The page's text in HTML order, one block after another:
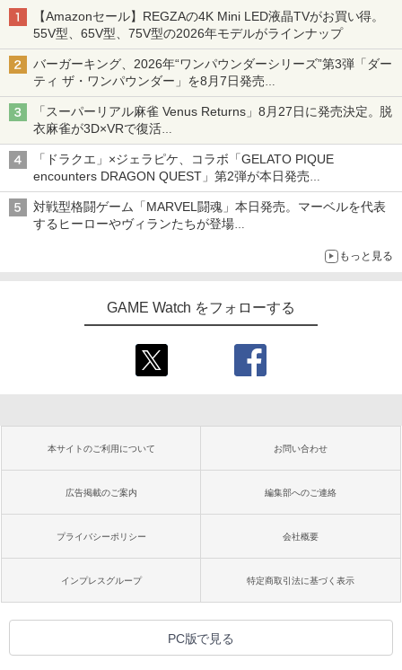
【Amazonセール】REGZAの4K Mini LED液晶TVがお買い得。
55V型、65V型、75V型の2026年モデルがラインナップ
バーガーキング、2026年“ワンパウンダーシリーズ”第3弾「ダー
ティ ザ・ワンパウンダー」を8月7日発売
「特製ガーリックマヨソース」を使用した超大型チーズバーガー
「スーパーリアル麻雀 Venus Returns」8月27日に発売決定。脱
衣麻雀が3D×VRで復活
発売から2週間は20%オフになるセールが実施
「ドラクエ」×ジェラピケ、コラボ「GELATO PIQUE
encounters DRAGON QUEST」第2弾が本日発売
アイスカップに入ったスライムやわたぼう、ベビーサタンなどが
オリジナルアートで登場
対戦型格闘ゲーム「MARVEL闘魂」本日発売。マーベルを代表
するヒーローやヴィランたちが登場
もっと見る
GAME Watch をフォローする
本サイトのご利用について お問い合わせ
広告掲載のご案内 編集部へのご連絡
プライバシーポリシー 会社概要
インプレスグループ 特定商取引法に基づく表示
PC版で見る